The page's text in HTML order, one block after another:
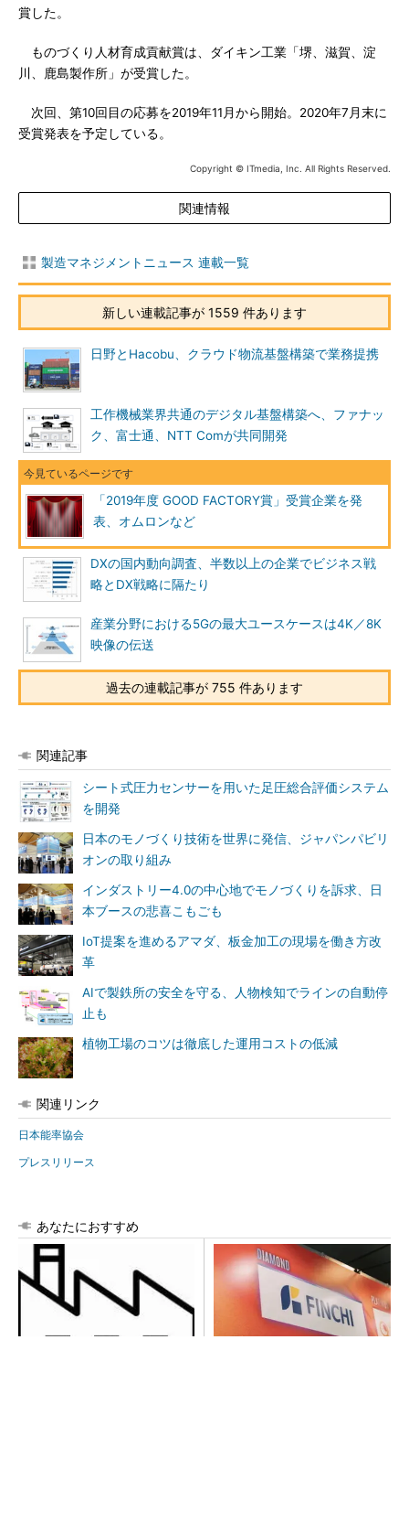
賞した。
ものづくり人材育成貢献賞は、ダイキン工業「堺、滋賀、淀
川、鹿島製作所」が受賞した。
次回、第10回目の応募を2019年11月から開始。2020年7月末に
受賞発表を予定している。
Copyright © ITmedia, Inc. All Rights Reserved.
関連情報
製造マネジメントニュース 連載一覧
新しい連載記事が 1559 件あります
日野とHacobu、クラウド物流基盤構築で業務提携
工作機械業界共通のデジタル基盤構築へ、ファナッ
ク、富士通、NTT Comが共同開発
「2019年度 GOOD FACTORY賞」受賞企業を発
表、オムロンなど
DXの国内動向調査、半数以上の企業でビジネス戦
略とDX戦略に隔たり
産業分野における5Gの最大ユースケースは4K／8K
映像の伝送
過去の連載記事が 755 件あります
関連記事
シート式圧力センサーを用いた足圧総合評価システム
を開発
日本のモノづくり技術を世界に発信、ジャパンパビリ
オンの取り組み
インダストリー4.0の中心地でモノづくりを訴求、日
本ブースの悲喜こもごも
IoT提案を進めるアマダ、板金加工の現場を働き方改
革
AIで製鉄所の安全を守る、人物検知でラインの自動停
止も
植物工場のコツは徹底した運用コストの低減
関連リンク
日本能率協会
プレスリリース
あなたにおすすめ